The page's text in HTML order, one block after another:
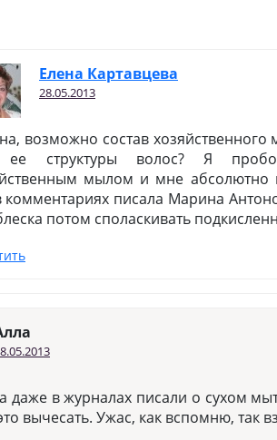
Елена Картавцева
28.05.2013
возможно состав
ее структуры волос? Я
мылом и мне абсолютно
комментариях писала Марина
потом споласкивать
даже в журналах писали о сухом
вычесать. Ужас, как вспомню, так